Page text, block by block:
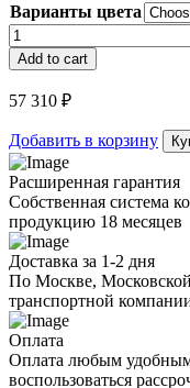
Варианты цвета
Люстра
Bocci
28.16
Random
quantity
Add to cart
57 310 ₽
Добавить в корзину
Расширенная гарантия
Собственная система
продукцию 18 месяцев
Доставка за 1-2 дня
По Москве,
транспортной
Оплата
Оплата любым
воспользоваться